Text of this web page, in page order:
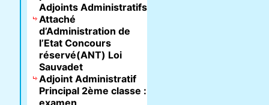
Adjoints Administratifs
Attaché
d’Administration de
l’Etat Concours
réservé(ANT) Loi
Sauvadet
Adjoint Administratif
Principal 2ème classe :
examen